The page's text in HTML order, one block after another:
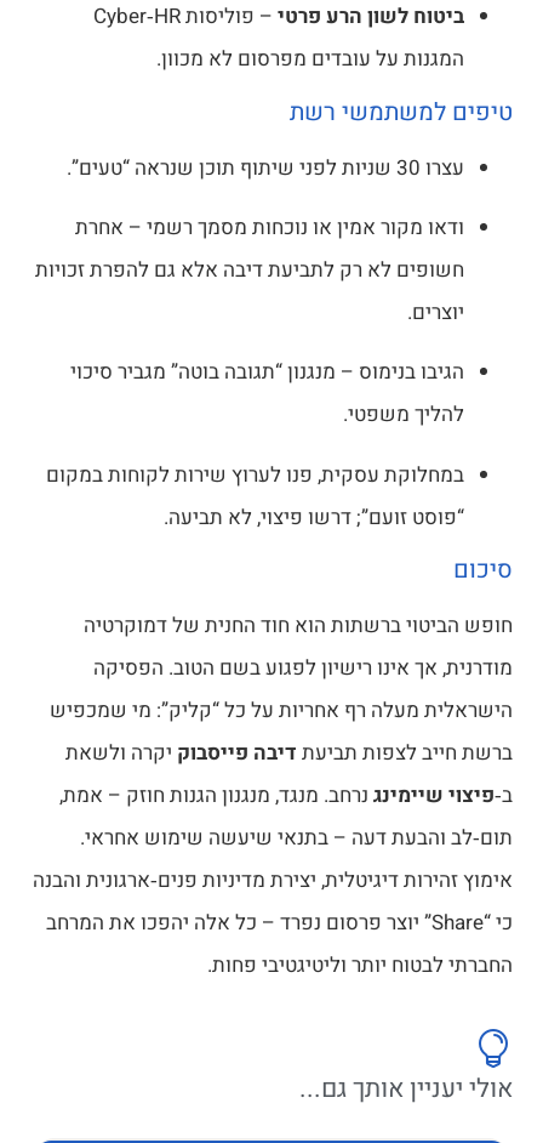
לשון הרע פרטי
– פוליסות Cyber‑HR
על עובדים מפרסום לא מכוון.
רשת
מקור אמין או נוכחות מסמך רשמי – אחרת
לא רק לתביעת דיבה אלא גם להפרת זכויות
בנימוס – מנגנון “תגובה בוטה” מגביר סיכוי
משפטי.
עסקית, פנו לערוץ שירות לקוחות במקום
זועם”; דרשו פיצוי, לא תביעה.
ברשתות הוא חוד החנית של דמוקרטיה
אינו רישיון לפגוע בשם הטוב. הפסיקה
מעלה רף אחריות על כל “קליק”: מי שמכפיש
לצפות תביעתדיבה פייסבוקיקרה ולשאת
נרחב. מנגד, מנגנון הגנות חוזק – אמת,
דעה – בתנאי שיעשה שימוש אחראי.
דיגיטלית, יצירת מדיניות פנים‑ארגונית והבנה
כי “Share” יוצר פרסום נפרד – כל אלה יהפכו את המרחב
יותר וליטיגטיבי פחות.
אותך גם...